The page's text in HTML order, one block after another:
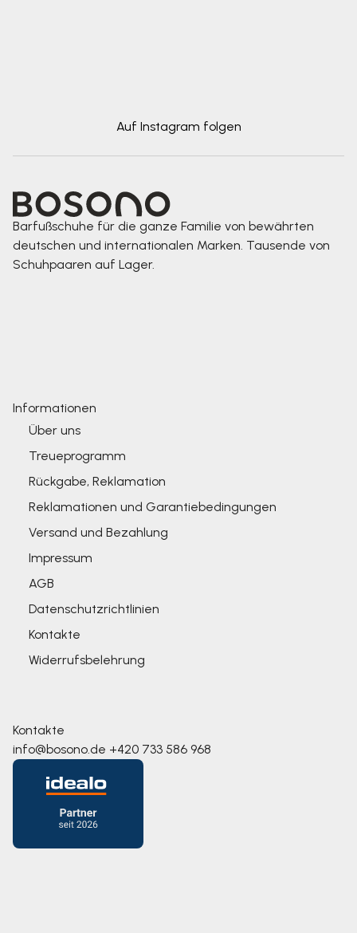
Auf Instagram folgen
Barfußschuhe für die ganze Familie von bewährten
deutschen und internationalen Marken. Tausende von
Schuhpaaren auf Lager.
Informationen
Über uns
Treueprogramm
Rückgabe, Reklamation
Reklamationen und Garantiebedingungen
Versand und Bezahlung
Impressum
AGB
Datenschutzrichtlinien
Kontakte
Widerrufsbelehrung
Kontakte
info@bosono.de +420 733 586 968